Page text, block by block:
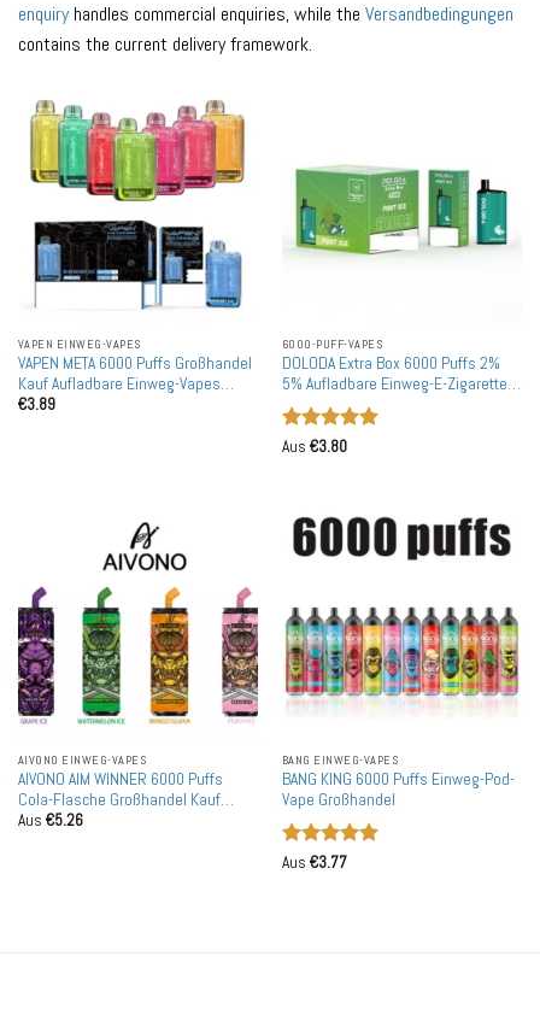
enquiryhandles commercial enquiries, while the Versandbedingungen
contains the current delivery framework.
VAPEN EINWEG-VAPES
VAPEN META 6000 Puffs Großhandel
Kauf Aufladbare Einweg-Vapes
Großhandel
€3.89
6000-PUFF-VAPES
DOLODA Extra Box 6000 Puffs 2%
5% Aufladbare Einweg-E-Zigarette
Großhandel
Bewertet
Aus €3.80
AIVONO EINWEG-VAPES
AIVONO AIM WINNER 6000 Puffs
Cola-Flasche Großhandel Kauf
Aufladbare Einweg-Vapes
Aus €5.26
BANG EINWEG-VAPES
BANG KING 6000 Puffs Einweg-Pod-
Vape Großhandel
Bewertet
Aus €3.77